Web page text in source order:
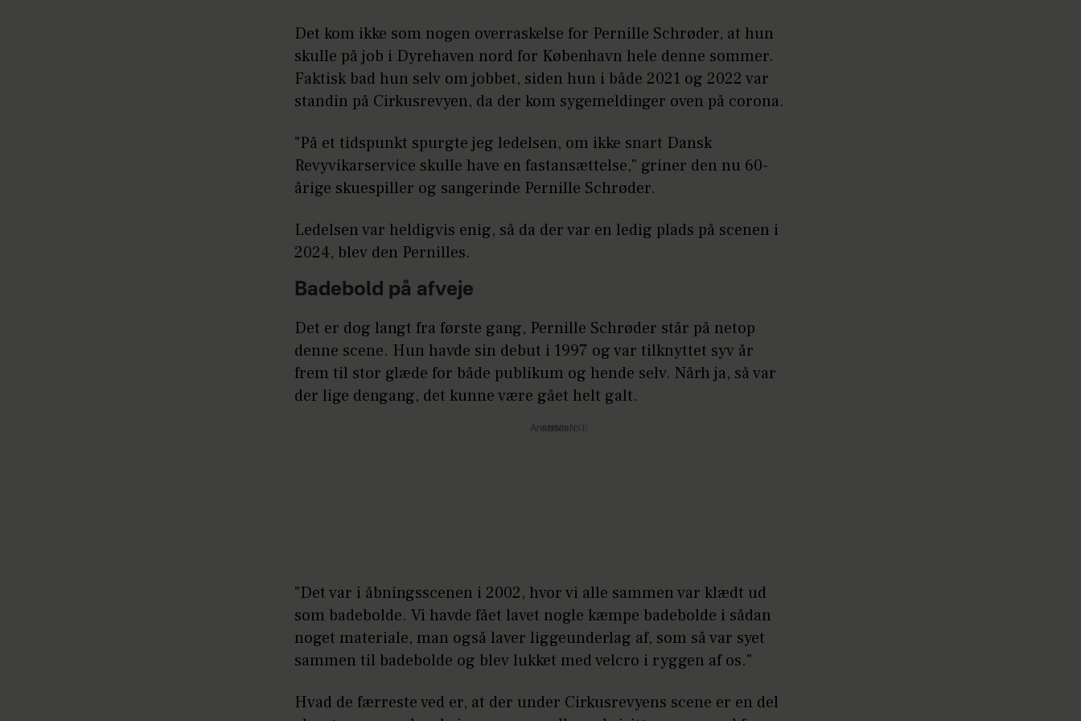
Det kom ikke som nogen overraskelse for Pernille Schrøder, at hun
skulle på job i Dyrehaven nord for København hele denne sommer.
Faktisk bad hun selv om jobbet, siden hun i både 2021 og 2022 var
standin på Cirkusrevyen, da der kom sygemeldinger oven på corona.
"På et tidspunkt spurgte jeg ledelsen, om ikke snart Dansk
Revyvikarservice skulle have en fastansættelse," griner den nu 60-
årige skuespiller og sangerinde Pernille Schrøder.
Ledelsen var heldigvis enig, så da der var en ledig plads på scenen i
2024, blev den Pernilles.
Badebold på afveje
Det er dog langt fra første gang, Pernille Schrøder står på netop
denne scene. Hun havde sin debut i 1997 og var tilknyttet syv år
frem til stor glæde for både publikum og hende selv. Nårh ja, så var
der lige dengang, det kunne være gået helt galt.
Annonce
"Det var i åbningsscenen i 2002, hvor vi alle sammen var klædt ud
som badebolde. Vi havde fået lavet nogle kæmpe badebolde i sådan
noget materiale, man også laver liggeunderlag af, som så var syet
sammen til badebolde og blev lukket med velcro i ryggen af os."
Hvad de færreste ved er, at der under Cirkusrevyens scene er en del